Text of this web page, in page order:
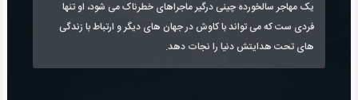
یک مهاجر سالخورده چینی درگیر ماجراهای خطرناک می شود، او تنها
فردی ست که می تواند با کاوش در جهان های دیگر و ارتباط با زندگی
های تحت هدایتش دنیا را نجات دهد.